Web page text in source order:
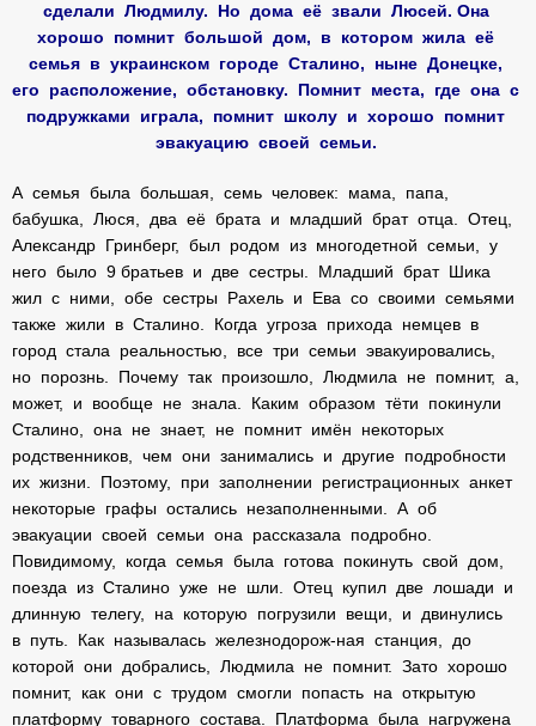
сделали Людмилу. Но дома её звали Люсей. Она
хорошо помнит большой дом, в котором жила её
семья в украинском городе Сталино, ныне Донецке,
его расположение, обстановку. Помнит места, где она с
подружками играла, помнит школу и хорошо помнит
эвакуацию своей семьи.
А семья была большая, семь человек: мама, папа,
бабушка, Люся, два её брата и младший брат отца. Отец,
Александр Гринберг, был родом из многодетной семьи, у
него было 9 братьев и две сестры. Младший брат Шика
жил с ними, обе сестры Рахель и Ева со своими семьями
также жили в Сталино. Когда угроза прихода немцев в
город стала реальностью, все три семьи эвакуировались,
но порознь. Почему так произошло, Людмила не помнит, а,
может, и вообще не знала. Каким образом тёти покинули
Сталино, она не знает, не помнит имён некоторых
родственников, чем они занимались и другие подробности
их жизни. Поэтому, при заполнении регистрационных анкет
некоторые графы остались незаполненными. А об
эвакуации своей семьи она рассказала подробно.
Повидимому, когда семья была готова покинуть свой дом,
поезда из Сталино уже не шли. Отец купил две лошади и
длинную телегу, на которую погрузили вещи, и двинулись
в путь. Как называлась железнодорож-ная станция, до
которой они добрались, Людмила не помнит. Зато хорошо
помнит, как они с трудом смогли попасть на открытую
платформу товарного состава. Платформа была нагружена